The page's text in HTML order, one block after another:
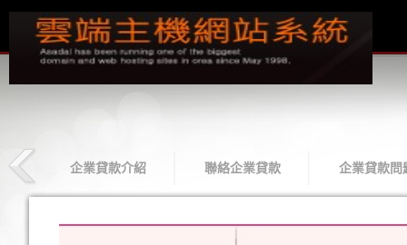
企業貸款介紹 聯絡企業貸款 企業貸款問